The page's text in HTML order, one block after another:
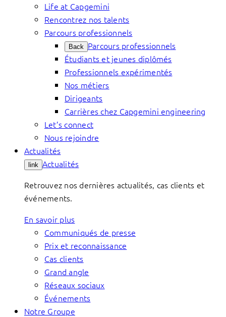
Life at Capgemini
Rencontrez nos talents
Parcours professionnels
Back Parcours professionnels
Étudiants et jeunes diplômés
Professionnels expérimentés
Nos métiers
Dirigeants
Carrières chez Capgemini engineering
Let’s connect
Nous rejoindre
Actualités
link Actualités
Retrouvez nos dernières actualités, cas clients et
événements.
En savoir plus
Communiqués de presse
Prix et reconnaissance
Cas clients
Grand angle
Réseaux sociaux
Événements
Notre Groupe